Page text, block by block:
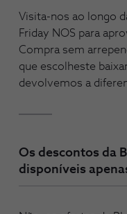
Visita-nos ao longo
Friday NOS para
Compra sem
que escolheste
devolvemos a
Os descontos da
disponíveis